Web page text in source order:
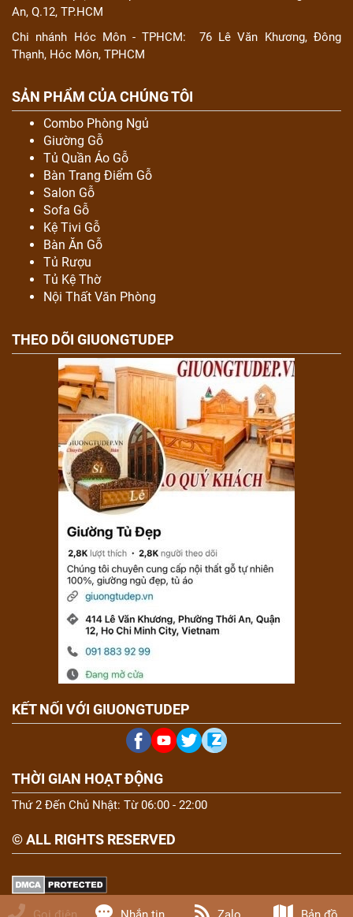
An, Q.12, TP.HCM
Chi nhánh Hóc Môn - TPHCM:
76 Lê Văn Khương, Đông
Thạnh, Hóc Môn, TPHCM
SẢN PHẨM CỦA CHÚNG TÔI
Combo Phòng Ngủ
Giường Gỗ
Tủ Quần Áo Gỗ
Bàn Trang Điểm Gỗ
Salon Gỗ
Sofa Gỗ
Kệ Tivi Gỗ
Bàn Ăn Gỗ
Tủ Rượu
Tủ Kệ Thờ
Nội Thất Văn Phòng
THEO DÕI GIUONGTUDEP
KẾT NỐI VỚI GIUONGTUDEP
THỜI GIAN HOẠT ĐỘNG
Thứ 2 Đến Chủ Nhật: Từ 06:00 - 22:00
© ALL RIGHTS RESERVED